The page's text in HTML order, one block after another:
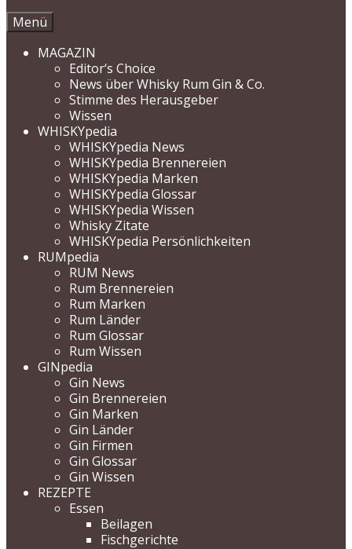
Menü
MAGAZIN
Editor‘s Choice
News über Whisky Rum Gin & Co.
Stimme des Herausgeber
Wissen
WHISKYpedia
WHISKYpedia News
WHISKYpedia Brennereien
WHISKYpedia Marken
WHISKYpedia Glossar
WHISKYpedia Wissen
Whisky Zitate
WHISKYpedia Persönlichkeiten
RUMpedia
RUM News
Rum Brennereien
Rum Marken
Rum Länder
Rum Glossar
Rum Wissen
GINpedia
Gin News
Gin Brennereien
Gin Marken
Gin Länder
Gin Firmen
Gin Glossar
Gin Wissen
REZEPTE
Essen
Beilagen
Fischgerichte